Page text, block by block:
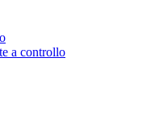
a controllo